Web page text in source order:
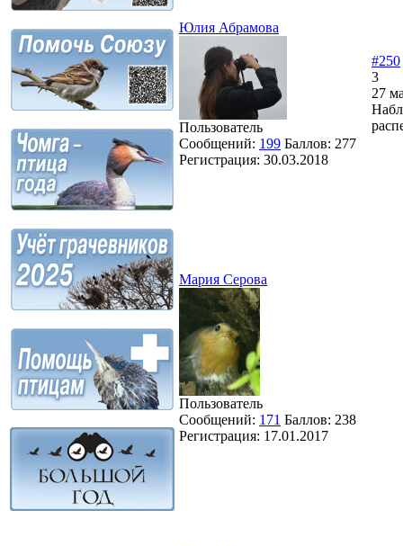
Юлия Абрамова
Пользователь
Сообщений: 199 Баллов: 277
Регистрация: 30.03.2018
#250
3
27
Мария Серова
Пользователь
Сообщений: 171 Баллов: 238
Регистрация: 17.01.2017